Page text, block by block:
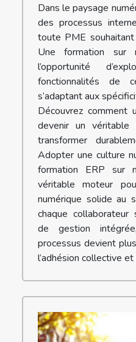
Dans le paysage
des processus
toute PME
Une formation sur
l’opportunité
fonctionnalités de
s’adaptant aux
Découvrez comment
devenir un
transformer
Adopter une culture
formation ERP sur
véritable moteur
numérique solide au
chaque collaborateur
de gestion
processus devient
l’adhésion collective et